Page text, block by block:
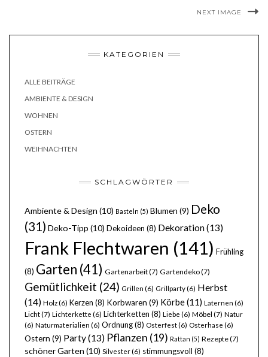
NEXT IMAGE
KATEGORIEN
ALLE BEITRÄGE
AMBIENTE & DESIGN
WOHNEN
OSTERN
WEIHNACHTEN
SCHLAGWÖRTER
Ambiente & Design (10) Basteln (5) Blumen (9) Deko
(31) Deko-Tipp (10) Dekoideen (8) Dekoration(13)
Frank Flechtwaren (141) Frühling
(8) Garten (41) Gartenarbeit(7) Gartendeko(7)
Gemütlichkeit (24) Grillen (6) Grillparty(6) Herbst
(14) Holz(6) Kerzen (8) Korbwaren (9) Körbe(11) Laternen (6)
Licht(7) Lichterkette (6) Lichterketten (8) Liebe (6) Möbel (7) Natur
(6) Naturmaterialien (6) Ordnung(8) Osterfest(6) Osterhase (6)
Ostern (9) Party(13) Pflanzen (19) Rattan (5) Rezepte(7)
schöner Garten (10) Silvester(6) stimmungsvoll (8)